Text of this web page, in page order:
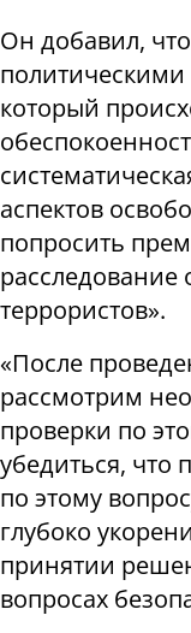
Он добавил,
который
аспектов
попросить
расследование
террористов».
«После
рассмотрим
проверки по
убедиться, что
по этому
глубоко
принятии
вопросах